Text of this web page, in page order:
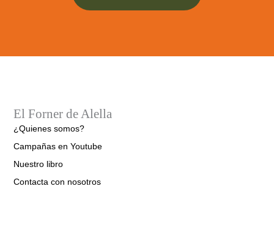
El Forner de Alella
¿Quienes somos?
Campañas en Youtube
Nuestro libro
Contacta con nosotros